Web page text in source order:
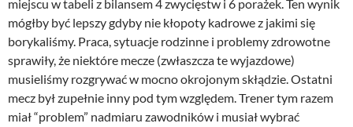
miejscu w tabeli z bilansem 4 zwycięstw i 6 porażek. Ten wynik
mógłby być lepszy gdyby nie kłopoty kadrowe z jakimi się
borykaliśmy. Praca, sytuacje rodzinne i problemy zdrowotne
sprawiły, że niektóre mecze (zwłaszcza te wyjazdowe)
musieliśmy rozgrywać w mocno okrojonym skłądzie. Ostatni
mecz był zupełnie inny pod tym względem. Trener tym razem
miał “problem” nadmiaru zawodników i musiał wybrać